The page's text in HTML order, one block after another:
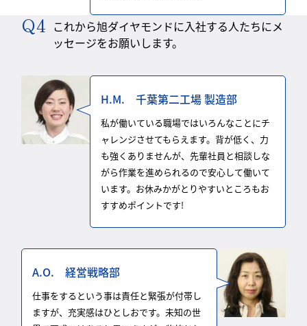
これから旭ダイヤモンドに入社する人たちにメ
ッセージをお願いします。
H.M. 千葉第二工場 製造部
私が働いている職場ではいろんなことにチ
ャレンジさせてもらえます。背が低く、力
も強くありませんが、先輩社員と相談しな
がら作業を進められるので安心して働いて
います。お休みかがとりやすいところもお
すすめポイントです!
A.O. 経営戦略部
仕事をするという事は責任と緊張が付帯し
ますが、充実感はひとしおです。未知の世